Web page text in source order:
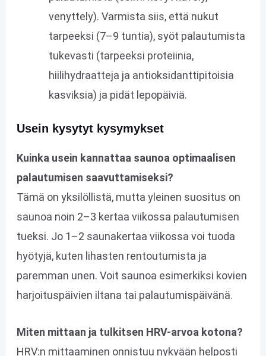
venyttely). Varmista siis, että nukut
tarpeeksi (7–9 tuntia), syöt palautumista
tukevasti (tarpeeksi proteiinia,
hiilihydraatteja ja antioksidanttipitoisia
kasviksia) ja pidät lepopäiviä.
Usein kysytyt kysymykset
Kuinka usein kannattaa saunoa optimaalisen
palautumisen saavuttamiseksi?
Tämä on yksilöllistä, mutta yleinen suositus on
saunoa noin 2–3 kertaa viikossa palautumisen
tueksi. Jo 1–2 saunakertaa viikossa voi tuoda
hyötyjä, kuten lihasten rentoutumista ja
paremman unen. Voit saunoa esimerkiksi kovien
harjoituspäivien iltana tai palautumispäivänä.
Miten mittaan ja tulkitsen HRV-arvoa kotona?
HRV:n mittaaminen onnistuu nykyään helposti